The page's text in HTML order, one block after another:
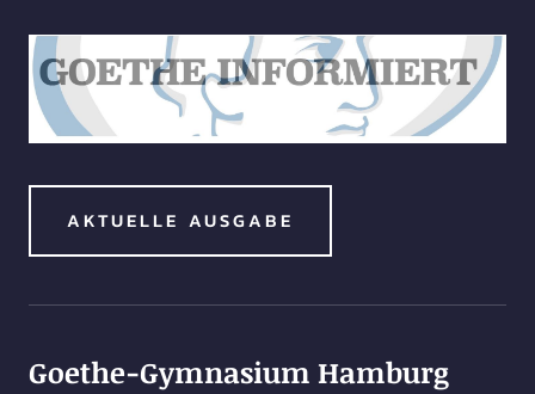
AKTUELLE AUSGABE
Goethe-Gymnasium Hamburg